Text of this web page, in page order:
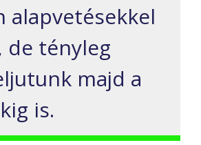
alapvetésekkel
de tényleg
majd a
is.